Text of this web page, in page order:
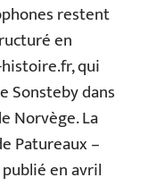
restent
en
qui
Sonsteby dans
Norvège. La
Patureaux –
en avril